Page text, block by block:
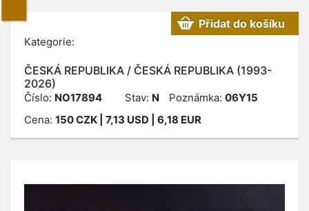
Kategorie:
ČESKÁ REPUBLIKA / ČESKÁ REPUBLIKA (1993-
2026)
Přidat do košíku
Číslo: NO17894 Stav: N Poznámka: 06Y15
Cena: 150CZK | 7,13 USD | 6,18 EUR